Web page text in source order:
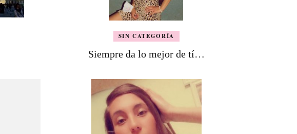
SIN CATEGORÍA
Siempre da lo mejor de tí…